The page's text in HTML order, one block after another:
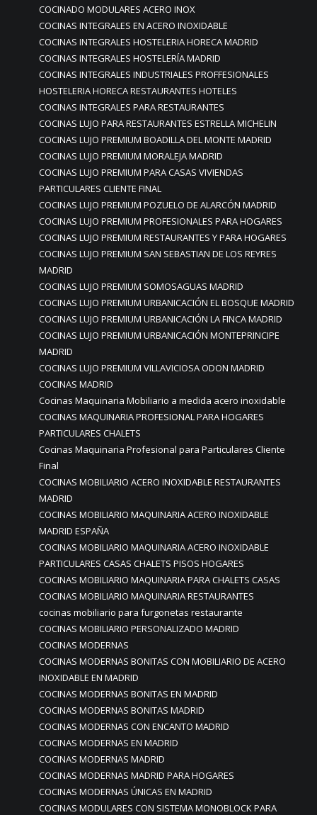
COCINADO MODULARES ACERO INOX
COCINAS INTEGRALES EN ACERO INOXIDABLE
COCINAS INTEGRALES HOSTELERIA HORECA MADRID
COCINAS INTEGRALES HOSTELERÍA MADRID
COCINAS INTEGRALES INDUSTRIALES PROFFESIONALES
HOSTELERIA HORECA RESTAURANTES HOTELES
COCINAS INTEGRALES PARA RESTAURANTES
COCINAS LUJO PARA RESTAURANTES ESTRELLA MICHELIN
COCINAS LUJO PREMIUM BOADILLA DEL MONTE MADRID
COCINAS LUJO PREMIUM MORALEJA MADRID
COCINAS LUJO PREMIUM PARA CASAS VIVIENDAS
PARTICULARES CLIENTE FINAL
COCINAS LUJO PREMIUM POZUELO DE ALARCÓN MADRID
COCINAS LUJO PREMIUM PROFESIONALES PARA HOGARES
COCINAS LUJO PREMIUM RESTAURANTES Y PARA HOGARES
COCINAS LUJO PREMIUM SAN SEBASTIAN DE LOS REYRES
MADRID
COCINAS LUJO PREMIUM SOMOSAGUAS MADRID
COCINAS LUJO PREMIUM URBANICACIÓN EL BOSQUE MADRID
COCINAS LUJO PREMIUM URBANICACIÓN LA FINCA MADRID
COCINAS LUJO PREMIUM URBANICACIÓN MONTEPRINCIPE
MADRID
COCINAS LUJO PREMIUM VILLAVICIOSA ODON MADRID
COCINAS MADRID
Cocinas Maquinaria Mobiliario a medida acero inoxidable
COCINAS MAQUINARIA PROFESIONAL PARA HOGARES
PARTICULARES CHALETS
Cocinas Maquinaria Profesional para Particulares Cliente
Final
COCINAS MOBILIARIO ACERO INOXIDABLE RESTAURANTES
MADRID
COCINAS MOBILIARIO MAQUINARIA ACERO INOXIDABLE
MADRID ESPAÑA
COCINAS MOBILIARIO MAQUINARIA ACERO INOXIDABLE
PARTICULARES CASAS CHALETS PISOS HOGARES
COCINAS MOBILIARIO MAQUINARIA PARA CHALETS CASAS
COCINAS MOBILIARIO MAQUINARIA RESTAURANTES
cocinas mobiliario para furgonetas restaurante
COCINAS MOBILIARIO PERSONALIZADO MADRID
COCINAS MODERNAS
COCINAS MODERNAS BONITAS CON MOBILIARIO DE ACERO
INOXIDABLE EN MADRID
COCINAS MODERNAS BONITAS EN MADRID
COCINAS MODERNAS BONITAS MADRID
COCINAS MODERNAS CON ENCANTO MADRID
COCINAS MODERNAS EN MADRID
COCINAS MODERNAS MADRID
COCINAS MODERNAS MADRID PARA HOGARES
COCINAS MODERNAS ÚNICAS EN MADRID
COCINAS MODULARES CON SISTEMA MONOBLOCK PARA